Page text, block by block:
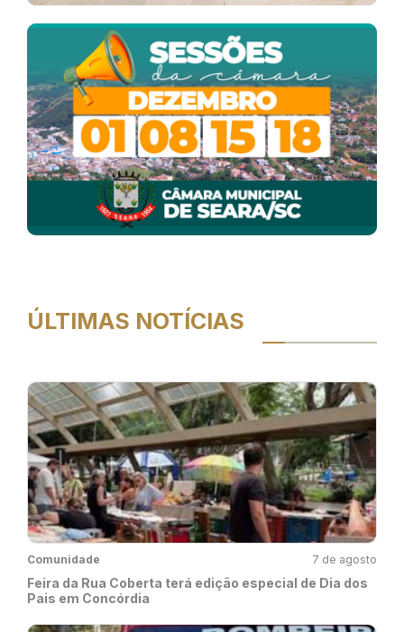
ÚLTIMAS NOTÍCIAS
Comunidade 7 de agosto
Feira da Rua Coberta terá edição especial de Dia dos
Pais em Concórdia